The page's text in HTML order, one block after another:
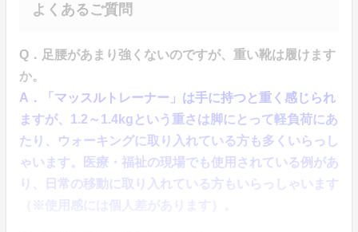
よくあるご質問
Q．足腰があまり強くないのですが、重い靴は履けます
か。
A．「マッスルトレーナー」は手に持つと重く感じられ
ますが、1.2～1.4kgという重さは脚にとって軽負荷にあ
たり、ウォーキングに取り入れている方も多くいらっし
ゃいます。医療・福祉の現場でも使用されている例があ
り、日常の移動に取り入れている方もいらっしゃいます